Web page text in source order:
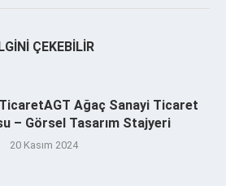
ÇEKEBILIR
Ağaç Sanayi Ticaret
– Görsel Tasarım Stajyeri
20 Kasım 2024